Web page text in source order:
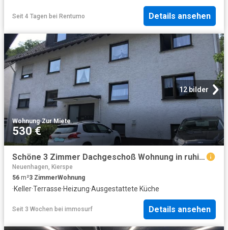
Seit 4 Tagen bei Rentumo Details ansehen
12 bilder
Wohnung·Zur Miete
530 €
Schöne 3 Zimmer Dachgeschoß Wohnung in ruhiger, grüner Lage
Neuenhagen, Kierspe
56 m²3 ZimmerWohnung
·Keller·Terrasse·Heizung·Ausgestattete Küche
Seit 3 Wochen bei immosurf Details ansehen